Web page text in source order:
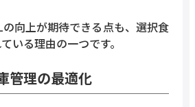
向上が期待できる点も、選択食
いる理由の一つです。
管理の最適化